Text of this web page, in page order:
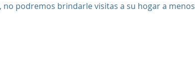
podremos brindarle visitas a su hogar a menos